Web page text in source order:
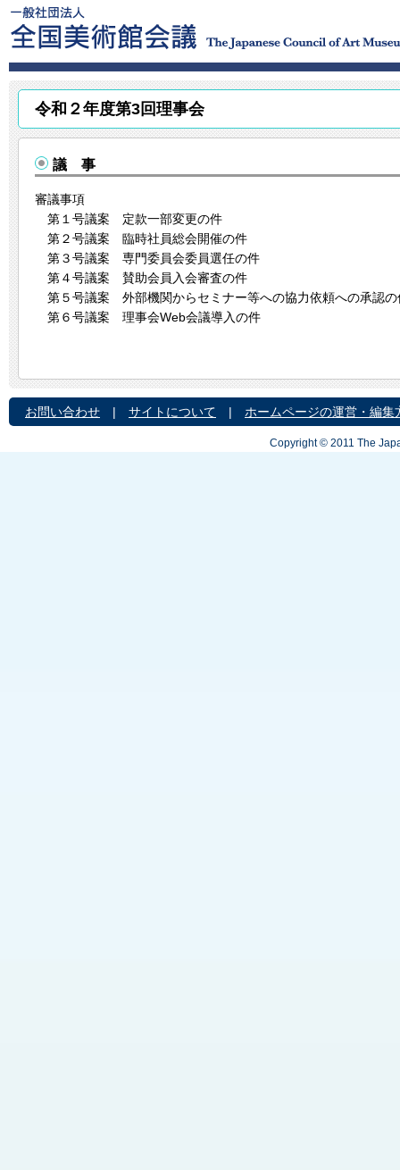
令和２年度第3回理事会
議 事
審議事項
第１号議案 定款一部変更の件
第２号議案 臨時社員総会開催の件
第３号議案 専門委員会委員選任の件
第４号議案 賛助会員入会審査の件
第５号議案 外部機関からセミナー等への協力依頼への承認の
第６号議案 理事会Web会議導入の件
お問い合わせ | サイトについて | ホームページの運営・編集
Copyright © 2011 The